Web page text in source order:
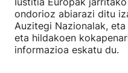
ondorioz abiarazi ditu
Auzitegi Nazionalak, eta
eta hildakoen
informazioa eskatu du.